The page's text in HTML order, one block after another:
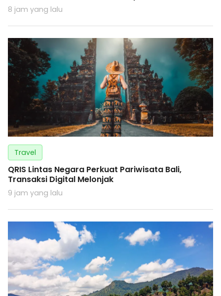
8 jam yang lalu
Travel
QRIS Lintas Negara Perkuat Pariwisata Bali,
Transaksi Digital Melonjak
9 jam yang lalu